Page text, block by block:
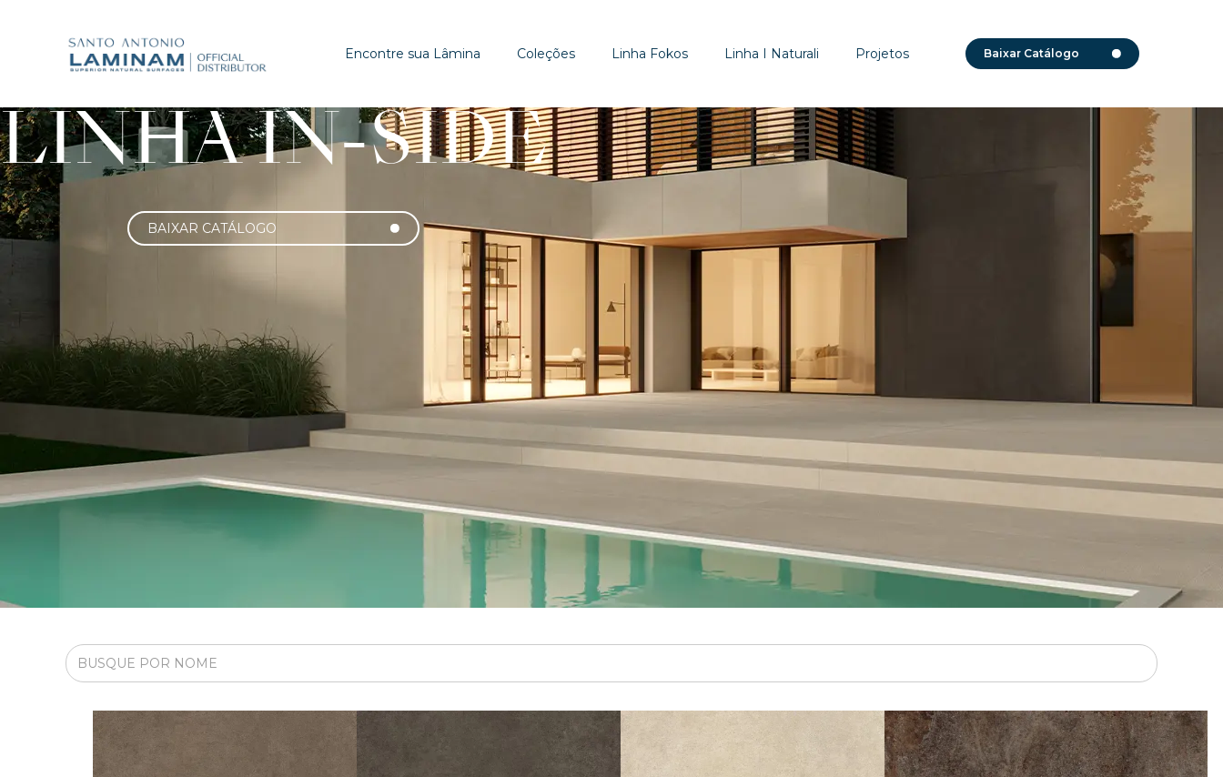
Encontre sua Lâmina Coleções Linha Fokos Linha I Naturali Projetos Baixar Catálogo
LINHA IN-SIDE
BAIXAR CATÁLOGO